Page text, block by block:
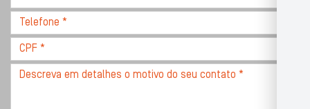
CEP
Telefone
*
CPF
*
Descreva